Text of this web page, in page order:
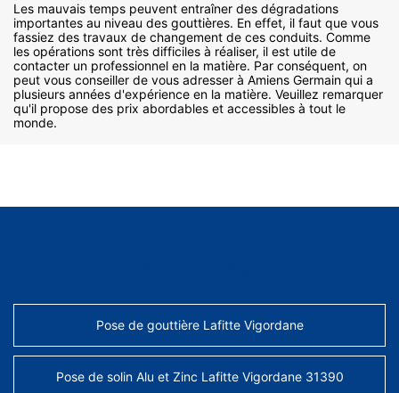
Les mauvais temps peuvent entraîner des dégradations
importantes au niveau des gouttières. En effet, il faut que vous
fassiez des travaux de changement de ces conduits. Comme
les opérations sont très difficiles à réaliser, il est utile de
contacter un professionnel en la matière. Par conséquent, on
peut vous conseiller de vous adresser à Amiens Germain qui a
plusieurs années d'expérience en la matière. Veuillez remarquer
qu'il propose des prix abordables et accessibles à tout le
monde.
Pose de gouttière Lafitte Vigordane
Pose de solin Alu et Zinc Lafitte Vigordane 31390